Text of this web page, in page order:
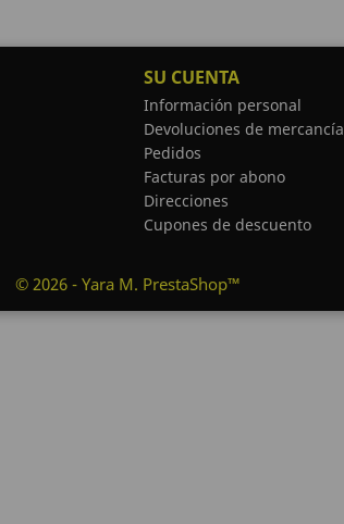
SU CUENTA
Información personal
Devoluciones de mercancía
Pedidos
Facturas por abono
Direcciones
Cupones de descuento
© 2026 - Yara M. PrestaShop™